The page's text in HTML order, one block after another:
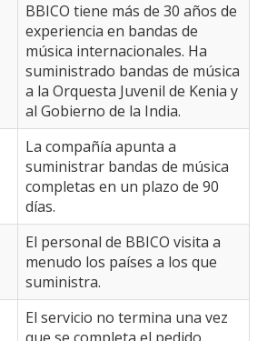
BBICO tiene más de 30 años de
experiencia en bandas de
música internacionales. Ha
suministrado bandas de música
a la Orquesta Juvenil de Kenia y
al Gobierno de la India.
La compañía apunta a
suministrar bandas de música
completas en un plazo de 90
días.
El personal de BBICO visita a
menudo los países a los que
suministra.
El servicio no termina una vez